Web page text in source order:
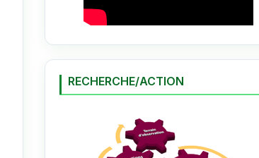
RECHERCHE/ACTION